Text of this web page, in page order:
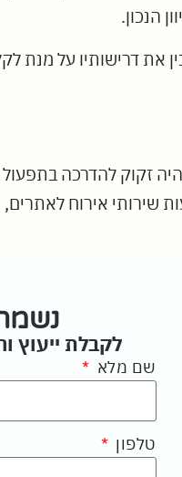
הנכון.
דרישותיו על מנת
זקוק להדרכה
אירוח לאתרים,
לקבלת ייעוץ
שם מלא
טלפון